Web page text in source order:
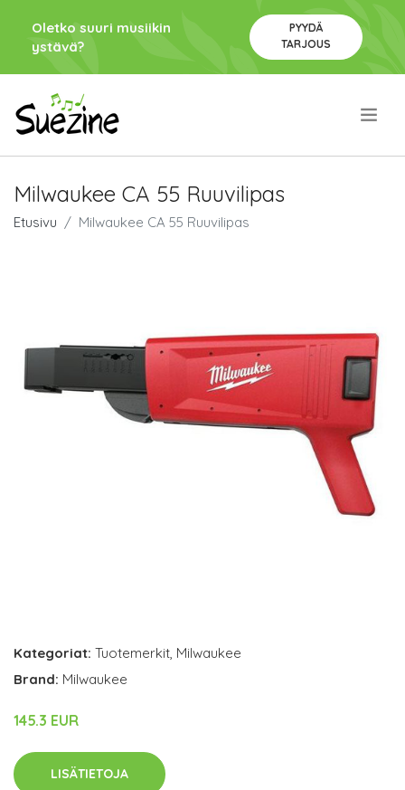
Oletko suuri musiikin
ystävä?
PYYDÄ
TARJOUS
Milwaukee CA 55 Ruuvilipas
Etusivu Milwaukee CA 55 Ruuvilipas
Kategoriat: Tuotemerkit, Milwaukee
Brand: Milwaukee
145.3 EUR
LISÄTIETOJA